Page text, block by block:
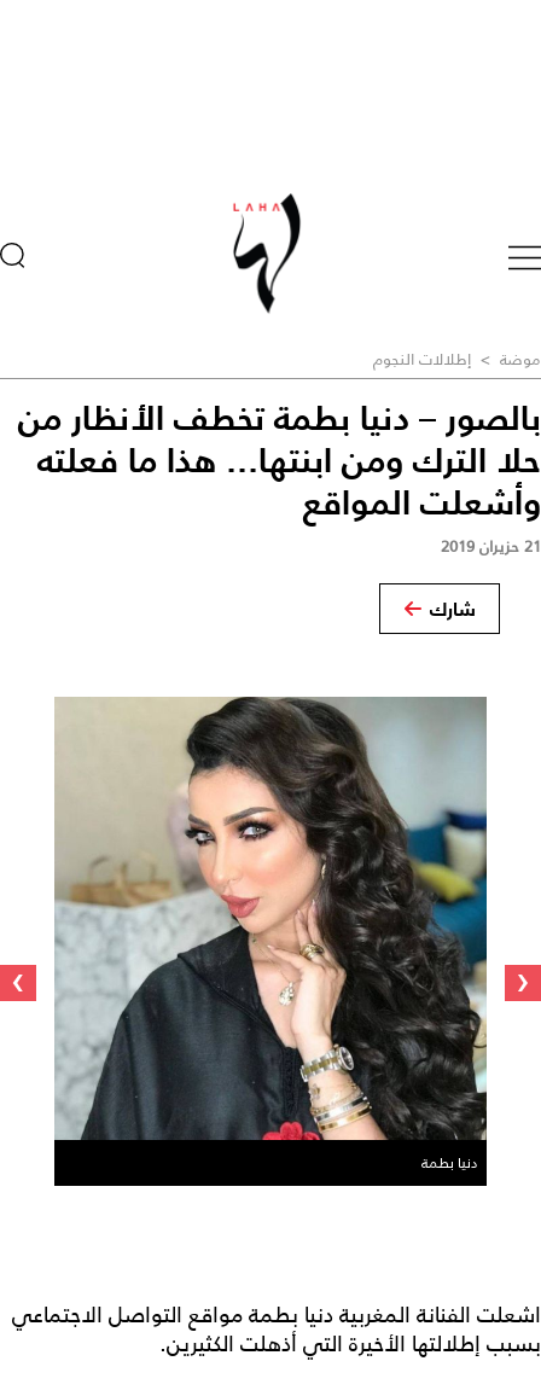
موضة > إطلالات النجوم
بالصور – دنيا بطمة تخطف الأنظار من
حلا الترك ومن ابنتها... هذا ما فعلته
وأشعلت المواقع
21 حزيران 2019
شارك
دنيا بطمة
‹
›
اشعلت الفنانة المغربية دنيا بطمة مواقع التواصل الاجتماعي
بسبب إطلالتها الأخيرة التي أذهلت الكثيرين.